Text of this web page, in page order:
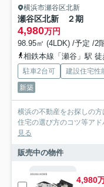
横浜市瀬谷区北新
瀬谷区北新 ２期
4,980万円
98.95㎡ (4LDK) /予定 /2
相鉄本線「瀬谷」駅 徒
駐車2台可 建設住宅性
新築
横浜の不動産をお探しの
住宅の選び方のコツ等ア
見る
販売中の物件
4,980